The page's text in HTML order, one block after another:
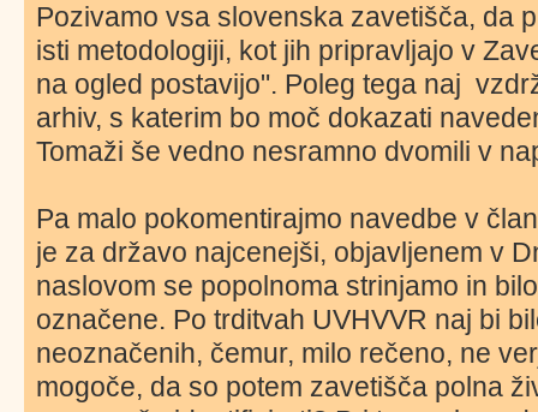
Pozivamo vsa slovenska zavetišča, da
isti metodologiji, kot jih pripravljajo v
na ogled postavijo". Poleg tega naj
arhiv, s katerim bo moč dokazati
Tomaži še vedno nesramno dvomili v
Pa malo pokomentirajmo navedbe v
je za državo najcenejši, objavljenem v
naslovom se popolnoma strinjamo in
označene. Po trditvah UVHVVR naj bi
neoznačenih, čemur, milo rečeno, ne
mogoče, da so potem zavetišča polna